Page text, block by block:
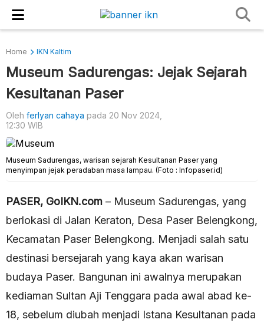
Home IKN Kaltim
Museum Sadurengas: Jejak Sejarah
Kesultanan Paser
Oleh ferlyan cahaya pada 20 Nov 2024,
12:30 WIB
Museum Sadurengas, warisan sejarah Kesultanan Paser yang
menyimpan jejak peradaban masa lampau. (Foto : Infopaser.id)
PASER, GoIKN.com – Museum Sadurengas, yang
berlokasi di Jalan Keraton, Desa Paser Belengkong,
Kecamatan Paser Belengkong. Menjadi salah satu
destinasi bersejarah yang kaya akan warisan
budaya Paser. Bangunan ini awalnya merupakan
kediaman Sultan Aji Tenggara pada awal abad ke-
18, sebelum diubah menjadi Istana Kesultanan pada